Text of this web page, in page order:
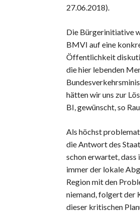
27.06.2018).
Die Bürgerinitiative
BMVI auf eine
Öffentlichkeit
die hier lebenden
hätten wir uns zur
BI, gewünscht, so
Als höchst
die Antwort des
schon erwartet,
immer der lokale
Region mit den
niemand, folgert der
dieser kritischen